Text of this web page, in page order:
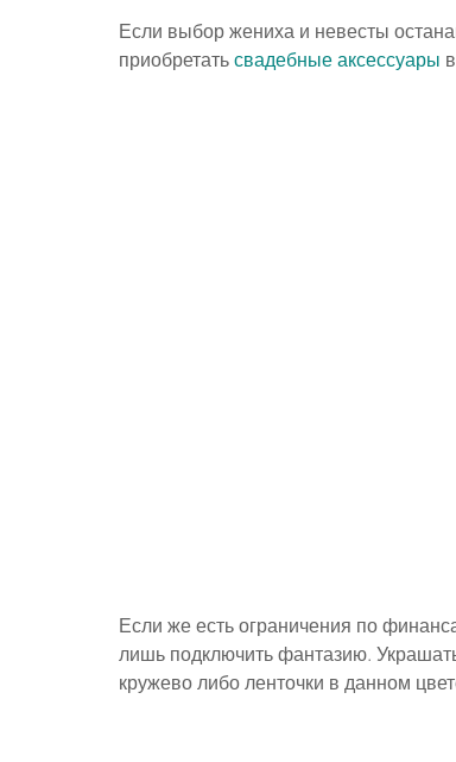
Если выбор жениха и невесты
приобретать свадебные аксессуары
Если же есть ограничения по
лишь подключить фантазию.
кружево либо ленточки в данном